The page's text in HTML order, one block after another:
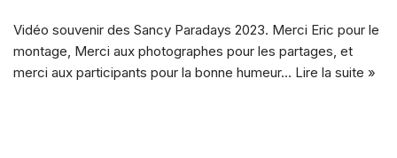
Vidéo souvenir des Sancy Paradays 2023. Merci Eric pour le
montage, Merci aux photographes pour les partages, et
merci aux participants pour la bonne humeur… Lire la suite »